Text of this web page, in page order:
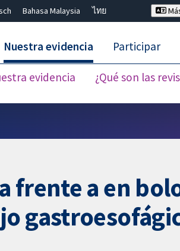
Bahasa Malaysia
ไทย
Nuestra evidencia
evidencia ¿Qué son las
Participar
frente a en